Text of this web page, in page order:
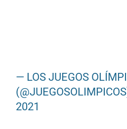
— LOS JUEGOS
2021